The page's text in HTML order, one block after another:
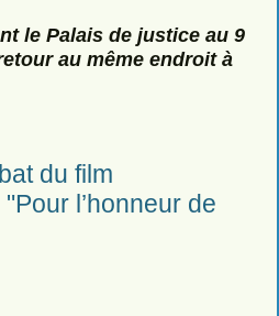
le Palais de justice au 9
au même endroit à
du film
l’honneur de